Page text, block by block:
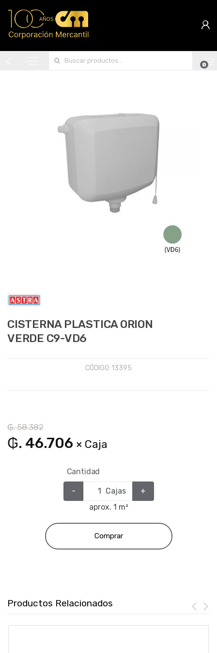
0
CISTERNA PLASTICA ORION
VERDE C9-VD6
CÓDIGO: 13395
₲. 58.382
₲. 46.706 × Caja
Cantidad
- Cajas
+
aprox. 1 m²
Comprar
Productos Relacionados